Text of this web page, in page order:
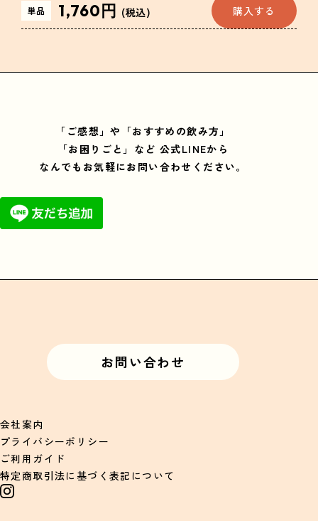
単品 1,760円 (税込) 購入する
「ご感想」や「おすすめの飲み方」
「お困りごと」など 公式LINEから
なんでもお気軽にお問い合わせください。
お問い合わせ
会社案内
プライバシーポリシー
ご利用ガイド
特定商取引法に基づく表記について